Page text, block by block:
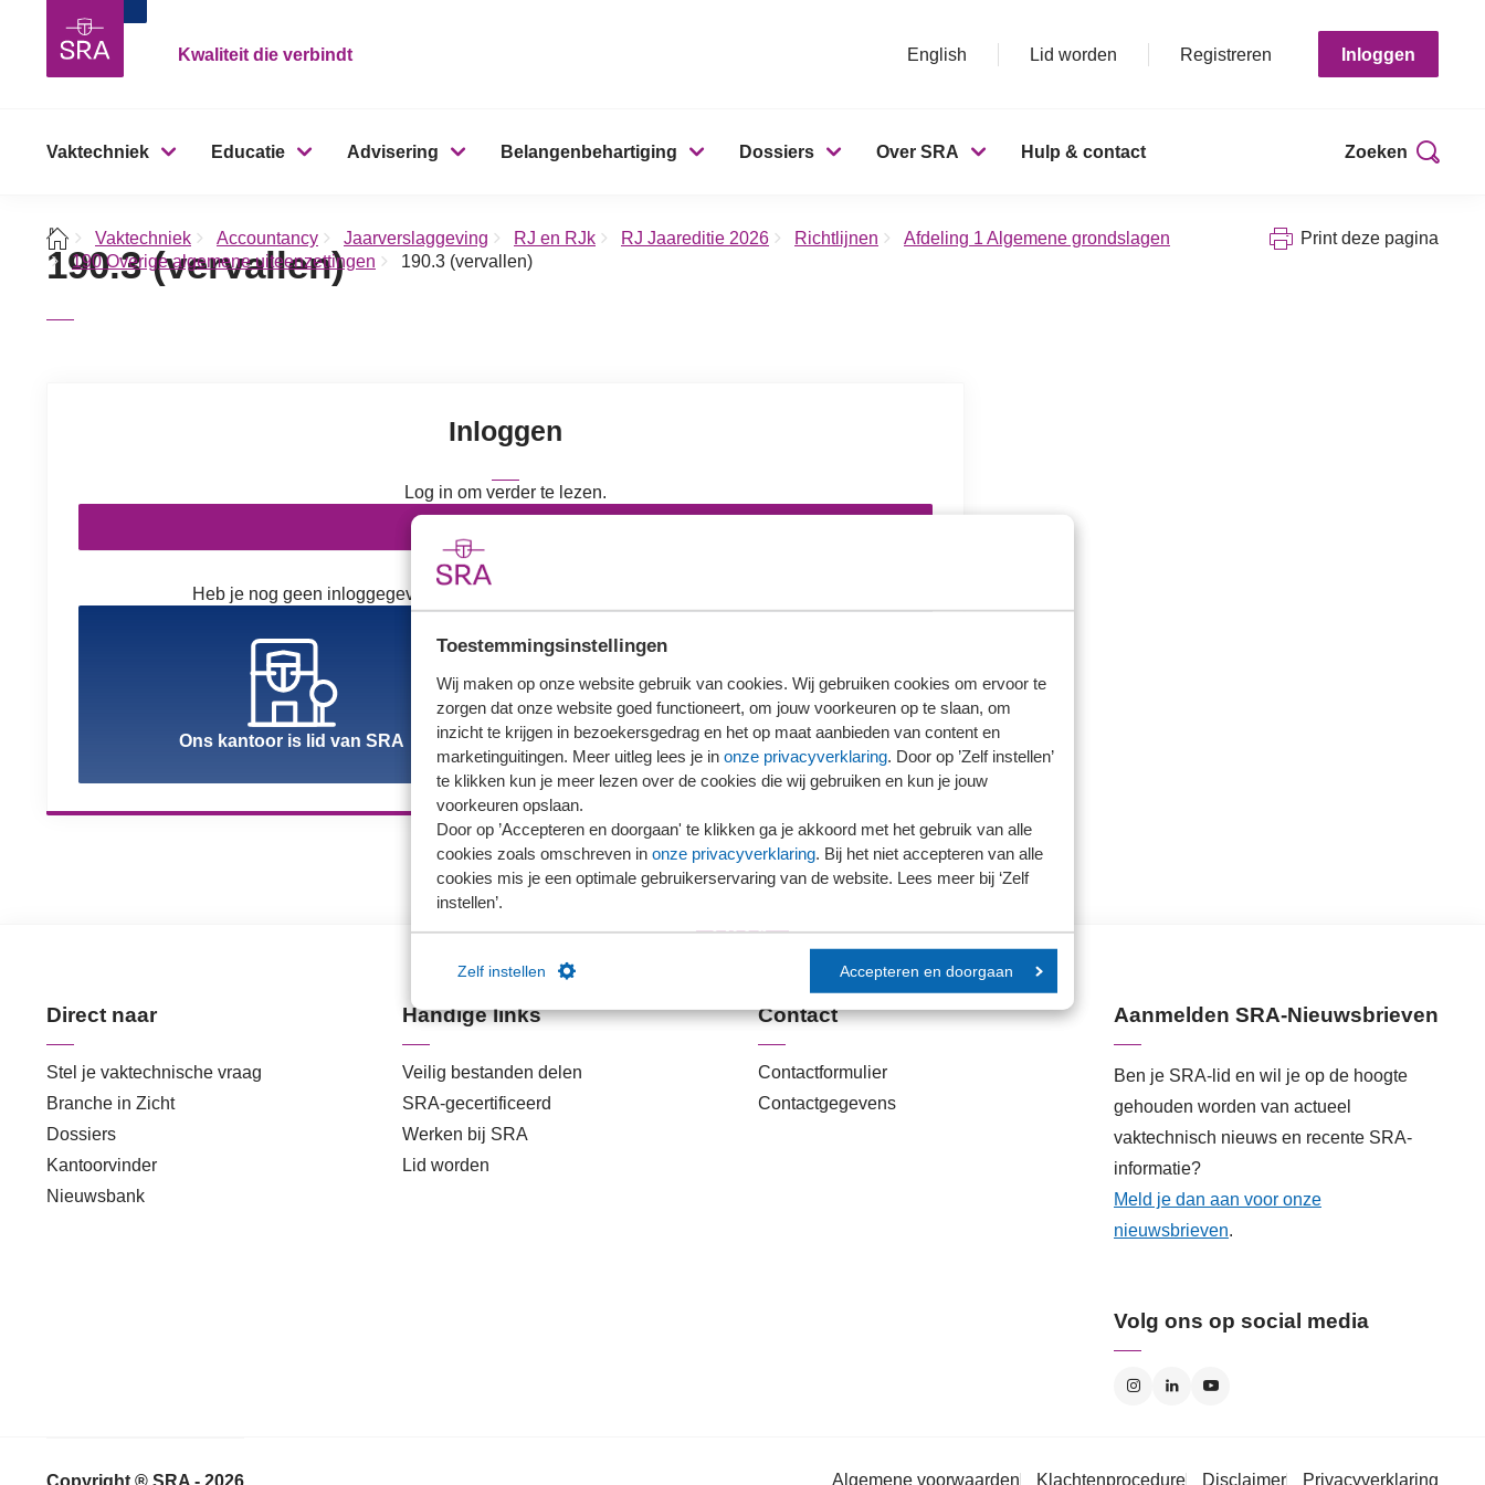
Toestemmingsinstellingen
Wij maken op onze website gebruik van cookies. Wij gebruiken cookies om ervoor te
zorgen dat onze website goed functioneert, om jouw voorkeuren op te slaan, om
inzicht te krijgen in bezoekersgedrag en het op maat aanbieden van content en
marketinguitingen. Meer uitleg lees je in onze privacyverklaring. Door op ’Zelf instellen’
te klikken kun je meer lezen over de cookies die wij gebruiken en kun je jouw
voorkeuren opslaan.
Door op ’Accepteren en doorgaan' te klikken ga je akkoord met het gebruik van alle
cookies zoals omschreven in onze privacyverklaring. Bij het niet accepteren van alle
cookies mis je een optimale gebruikerservaring van de website. Lees meer bij ‘Zelf
instellen’.
Zelf instellen Accepteren en doorgaan
Kwaliteit die verbindt English Lid worden Registreren Inloggen
Vaktechniek Educatie Advisering Belangenbehartiging Dossiers Over SRA Hulp & contact Zoeken
Vaktechniek Accountancy Jaarverslaggeving RJ en RJk RJ Jaareditie 2026 Richtlijnen
Afdeling 1 Algemene grondslagen
190 Overige algemene uiteenzettingen
190.3 (vervallen)
Print deze pagina
190.3 (vervallen)
Inloggen
Log in om verder te lezen.
Heb je nog geen inloggegevens? Kies hieronder wat voor jou van toepassing is.
Ons kantoor is lid van SRA Ons kantoor is nog geen lid van SRA
Direct naar
Stel je vaktechnische vraag
Branche in Zicht
Dossiers
Kantoorvinder
Nieuwsbank
Handige links
Veilig bestanden delen
SRA-gecertificeerd
Werken bij SRA
Lid worden
Contact
Contactformulier
Contactgegevens
Aanmelden SRA-Nieuwsbrieven
Ben je SRA-lid en wil je op de hoogte
gehouden worden van actueel
vaktechnisch nieuws en recente SRA-
informatie?
Meld je dan aan voor onze
nieuwsbrieven.
Volg ons op social media
Algemene voorwaarden Klachtenprocedure Disclaimer Privacyverklaring
Copyright ® SRA - 2026